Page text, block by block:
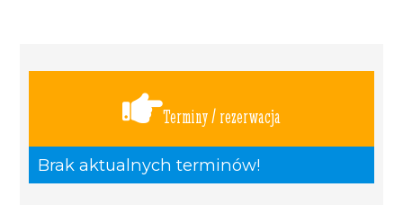
Terminy / rezerwacja
Brak aktualnych terminów!